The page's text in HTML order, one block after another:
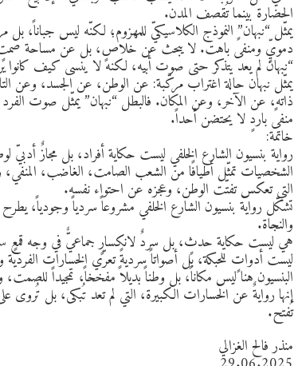
الحضارة بينما تُقصف المدن.
يمثّل “نبهان” النموذج الكلاسيكيّ للمهزوم؛ لكنّه ليس
دمويٍّ ومنفىً باهت. لا يبحث عن خلاصٍ، بل عن مساحة
“نبهان لم يعد يتذكر حتى صوت أبيه، لكنه لا ينسى كيف
يمثّل نبهان حالة اغتراب مركّبة: عن الوطن، عن الجسد،
ذاته، عن الآخر، وعن المكان. فالبطل “نبهان” يمثّل صوت
منفىً باردٍ لا يحتضن أحداً.
خاتمة:
رواية بنسيون الشارع الخلفي ليست حكاية أفراد، بل مجازٌ
الشخصيات تمثّل أطيافًا من الشعب الصامت، الغاضب، المنفي،
التي تعكس تفتّت الوطن، وعجزه عن احتواء نفسه.
تشكّل رواية بنسيون الشارع الخلفي مشروعاً سردياً وجودياً،
والنجاة.
هي ليست حكاية حدثٍ، بل سردٌ لانكسارٍ جماعيٌّ في وجه قمعٍ
ليست أدواتٍ للحبكة، بل أصواتاً سرديةً تعرّي الخسارات الفردية
البنسيون هنا ليس مكاناً، بل وطناً بديلاً مفخخاً، تمجيداً للصمت،
إنها روايةٌ عن الخسارات الكبيرة، التي لم تعد تُبكى، بل
تُفتح.
منذر فالح الغزالي